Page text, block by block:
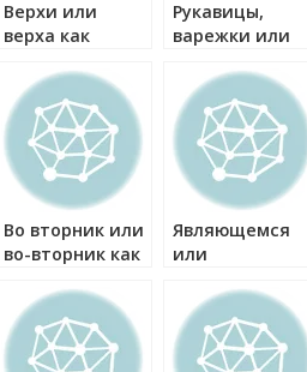
Верхи или
верха как
Рукавицы,
варежки или
правильно?
Во вторник или
во-вторник как
Являющемся
или
как правильно?